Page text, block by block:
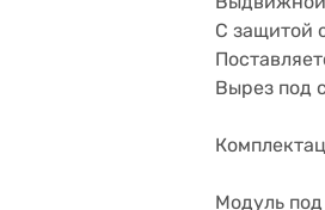
С защитой
Вырез под
Модуль